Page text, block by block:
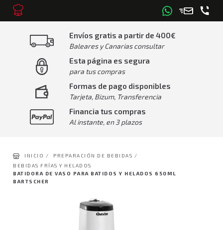
Envíos gratis a partir de 400€
Baleares y Canarias consultar
Esta página es segura
para tus compras
Formas de pago disponibles
Tarjeta, Bizum, Transferencia
Financia tus compras
Al instante, en 3 plazos
INICIO /
PREPARACIÓN DE BEBIDAS /
BEBIDAS FRÍAS Y HELADOS
BATIDORA DE VASO PARA BATIDOS Y HELADOS 650ML
BARTSCHER